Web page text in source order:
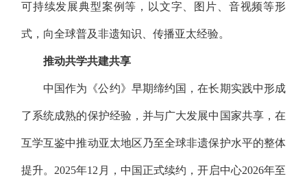
可持续发展典型案例等，以文字、图片、音视频等形
式，向全球普及非遗知识、传播亚太经验。
推动共学共建共享
中国作为《公约》早期缔约国，在长期实践中形成
了系统成熟的保护经验，并与广大发展中国家共享，在
互学互鉴中推动亚太地区乃至全球非遗保护水平的整体
提升。2025年12月，中国正式续约，开启中心2026年至